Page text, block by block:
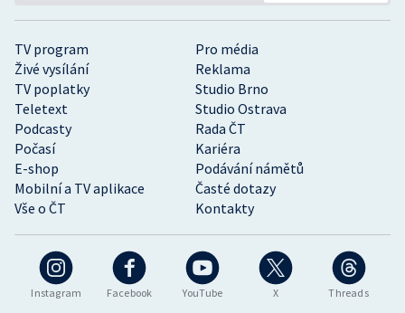
Instagram Facebook YouTube X Threads
TV program
Pro média
Živé vysílání
Reklama
TV poplatky
Studio Brno
Teletext
Studio Ostrava
Podcasty
Rada ČT
Počasí
Kariéra
E-shop
Podávání námětů
Mobilní a TV aplikace
Časté dotazy
Vše o ČT
Kontakty